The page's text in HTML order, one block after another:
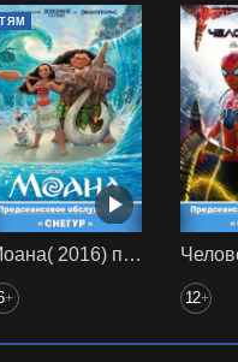
Моана( 2016) предс. обсл. Снегур
+ 12+